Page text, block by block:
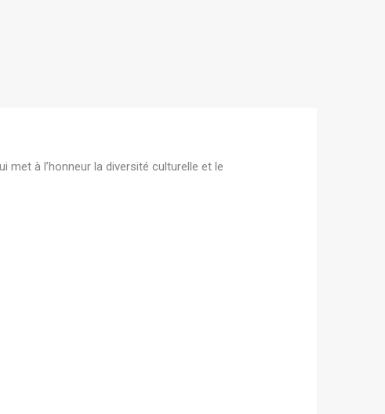
met à l’honneur la diversité culturelle et le